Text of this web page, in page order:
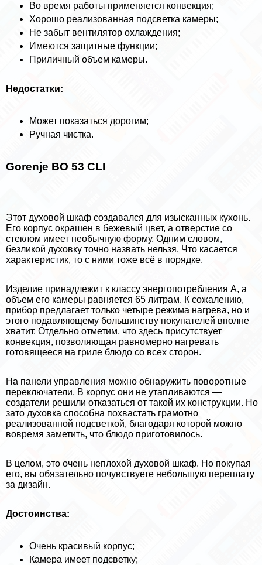
Во время работы применяется конвекция;
Хорошо реализованная подсветка камеры;
Не забыт вентилятор охлаждения;
Имеются защитные функции;
Приличный объем камеры.
Недостатки:
Может показаться дорогим;
Ручная чистка.
Gorenje BO 53 CLI
Этот духовой шкаф создавался для изысканных кухонь.
Его корпус окрашен в бежевый цвет, а отверстие со
стеклом имеет необычную форму. Одним словом,
безликой духовку точно назвать нельзя. Что касается
хаpaктеристик, то с ними тоже всё в порядке.
Изделие принадлежит к классу энергопотрeбления A, а
объем его камеры равняется 65 литрам. К сожалению,
прибор предлагает только четыре режима нагрева, но и
этого подавляющему большинству покупателей вполне
хватит. Отдельно отметим, что здесь присутствует
конвекция, позволяющая равномерно нагревать
готовящееся на гриле блюдо со всех сторон.
На панели управления можно обнаружить поворотные
переключатели. В корпус они не утапливаются —
создатели решили отказаться от такой их конструкции. Но
зато духовка способна похвастать грамотно
реализованной подсветкой, благодаря которой можно
вовремя заметить, что блюдо приготовилось.
В целом, это очень неплохой духовой шкаф. Но покупая
его, вы обязательно почувствуете небольшую переплату
за дизайн.
Достоинства:
Очень красивый корпус;
Камера имеет подсветку;